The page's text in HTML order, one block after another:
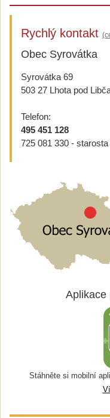
Rychlý kontakt
Obec Syrovátka
Syrovátka 69
503 27 Lhota pod
Telefon:
495 451 128
725 081 330 - starosta
Aplikace
Stáhněte si mobilní